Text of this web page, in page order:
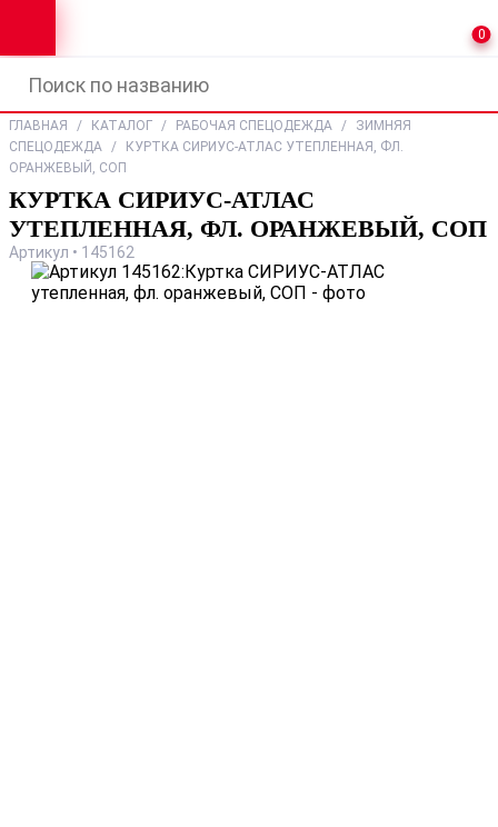
0
ГЛАВНАЯ / КАТАЛОГ / РАБОЧАЯ СПЕЦОДЕЖДА /
ЗИМНЯЯ
СПЕЦОДЕЖДА /
КУРТКА СИРИУС-АТЛАС УТЕПЛЕННАЯ, ФЛ.
ОРАНЖЕВЫЙ, СОП
КУРТКА СИРИУС-АТЛАС
УТЕПЛЕННАЯ, ФЛ. ОРАНЖЕВЫЙ, СОП
Артикул • 145162